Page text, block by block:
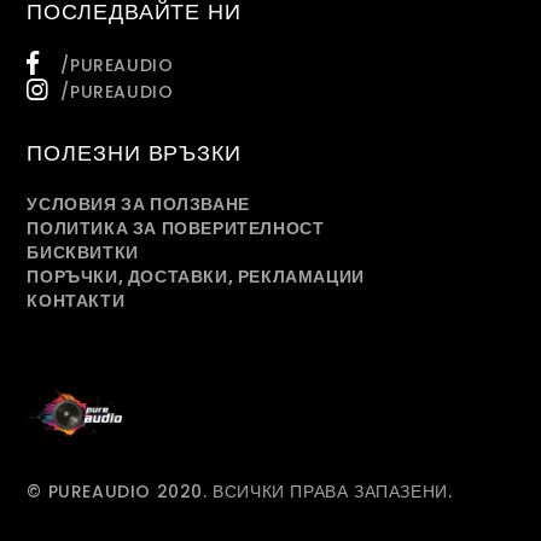
ПОСЛЕДВАЙТЕ НИ
/PUREAUDIO
/PUREAUDIO
ПОЛЕЗНИ ВРЪЗКИ
УСЛОВИЯ ЗА ПОЛЗВАНЕ
ПОЛИТИКА ЗА ПОВЕРИТЕЛНОСТ
БИСКВИТКИ
ПОРЪЧКИ, ДОСТАВКИ, РЕКЛАМАЦИИ
КОНТАКТИ
© PUREAUDIO 2020. ВСИЧКИ ПРАВА ЗАПАЗЕНИ.